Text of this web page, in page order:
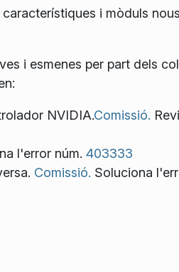
i mòduls
i esmenes per part dels
NVIDIA.Comissió.
l'error núm. 403333
Comissió. Soluciona